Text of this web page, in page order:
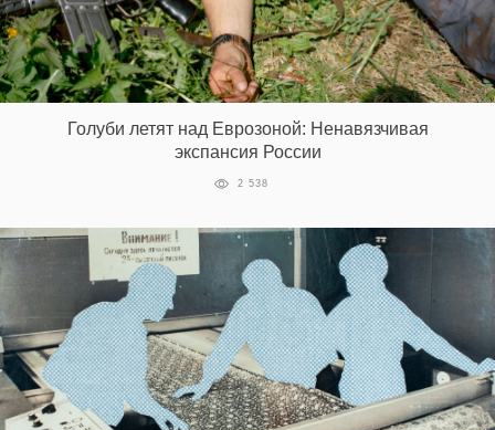
Голуби летят над Еврозоной: Ненавязчивая
экспансия России
2 538